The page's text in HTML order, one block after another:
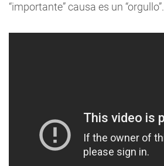
“importante” causa es un “orgullo”.